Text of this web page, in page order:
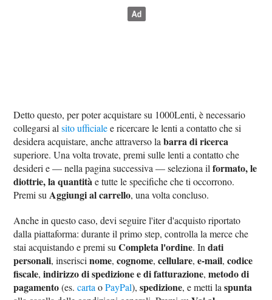
Detto questo, per poter acquistare su 1000Lenti, è necessario
collegarsi alsito ufficialee ricercare le lenti a contatto che si
desidera acquistare, anche attraverso labarra di ricerca
superiore. Una volta trovate, premi sulle lenti a contatto che
desideri e — nella pagina successiva — seleziona ilformato, le
diottrie, la quantitàe tutte le specifiche che ti occorrono.
Premi su Aggiungi al carrello, una volta concluso.
Anche in questo caso, devi seguire l'iter d'acquisto riportato
dalla piattaforma: durante il primo step, controlla la merce che
stai acquistando e premi suCompleta l'ordine. Indati
personali, inseriscinome,cognome,cellulare,e-mail,codice
fiscale,indirizzo di spedizione e di fatturazione,metodo di
pagamento(es.carta oPayPal),spedizione, e metti laspunta